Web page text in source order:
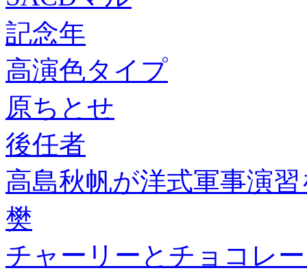
記念年
高演色タイプ
原ちとせ
後任者
高島秋帆が洋式軍事演
樊
チャーリーとチョコレ